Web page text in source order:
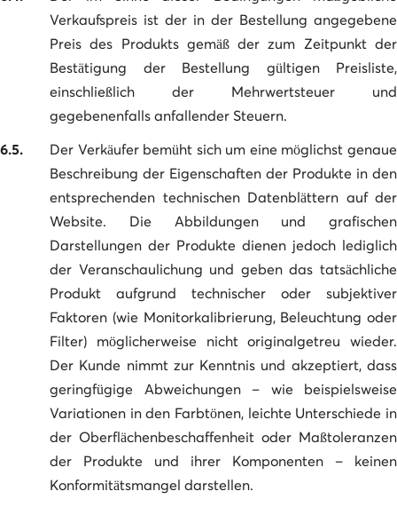
Verkaufspreis ist der in der Bestellung angegebene
Preis des Produkts gemäß der zum Zeitpunkt der
Bestätigung der Bestellung gültigen Preisliste,
einschließlich der Mehrwertsteuer und
gegebenenfalls anfallender Steuern.
6.5.
Der Verkäufer bemüht sich um eine möglichst genaue
Beschreibung der Eigenschaften der Produkte in den
entsprechenden technischen Datenblättern auf der
Website. Die Abbildungen und grafischen
Darstellungen der Produkte dienen jedoch lediglich
der Veranschaulichung und geben das tatsächliche
Produkt aufgrund technischer oder subjektiver
Faktoren (wie Monitorkalibrierung, Beleuchtung oder
Filter) möglicherweise nicht originalgetreu wieder.
Der Kunde nimmt zur Kenntnis und akzeptiert, dass
geringfügige Abweichungen – wie beispielsweise
Variationen in den Farbtönen, leichte Unterschiede in
der Oberflächenbeschaffenheit oder Maßtoleranzen
der Produkte und ihrer Komponenten – keinen
Konformitätsmangel darstellen.